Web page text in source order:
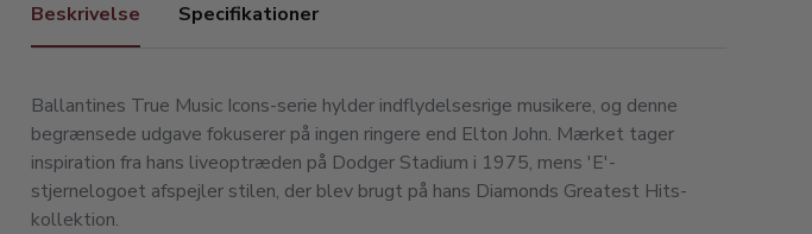
Beskrivelse Specifikationer
Ballantines True Music Icons-serie hylder indflydelsesrige musikere, og denne
begrænsede udgave fokuserer på ingen ringere end Elton John. Mærket tager
inspiration fra hans liveoptræden på Dodger Stadium i 1975, mens 'E'-
stjernelogoet afspejler stilen, der blev brugt på hans Diamonds Greatest Hits-
kollektion.